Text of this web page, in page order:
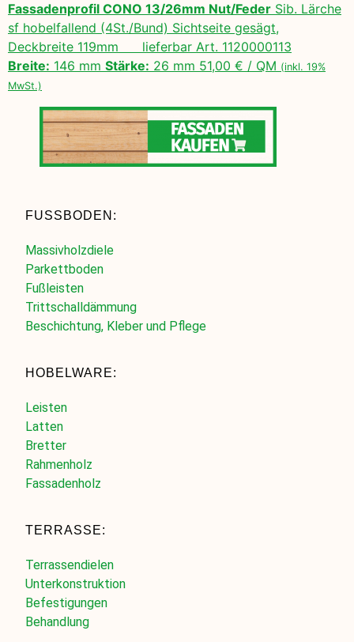
Fassadenprofil CONO 13/26mm Nut/Feder Sib. Lärche
sf hobelfallend (4St./Bund) Sichtseite gesägt,
Deckbreite 119mm lieferbar Art. 1120000113
Breite: 146 mm Stärke: 26 mm 51,00 € / QM (inkl. 19%
MwSt.)
FUSSBODEN:
Massivholzdiele
Parkettboden
Fußleisten
Trittschalldämmung
Beschichtung, Kleber und Pflege
HOBELWARE:
Leisten
Latten
Bretter
Rahmenholz
Fassadenholz
TERRASSE:
Terrassendielen
Unterkonstruktion
Befestigungen
Behandlung